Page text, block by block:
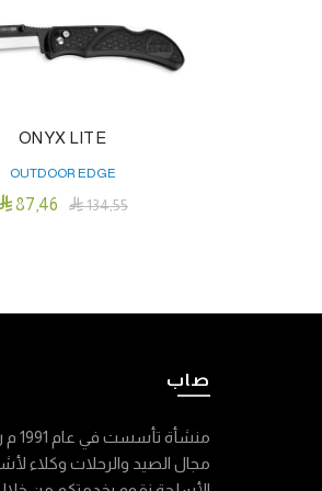
ONYX LITE
OUTDOOR EDGE

134٫55 87٫46
صاب
منشأة
مجال الصيد والرحلات وكلاء